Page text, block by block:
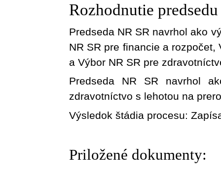
Rozhodnutie
Predseda NR SR navrhol ako
NR SR pre financie a
a Výbor NR SR pre
Predseda NR SR navrhol
zdravotníctvo s lehotou na
Výsledok štádia procesu:
Priložené dokumenty: